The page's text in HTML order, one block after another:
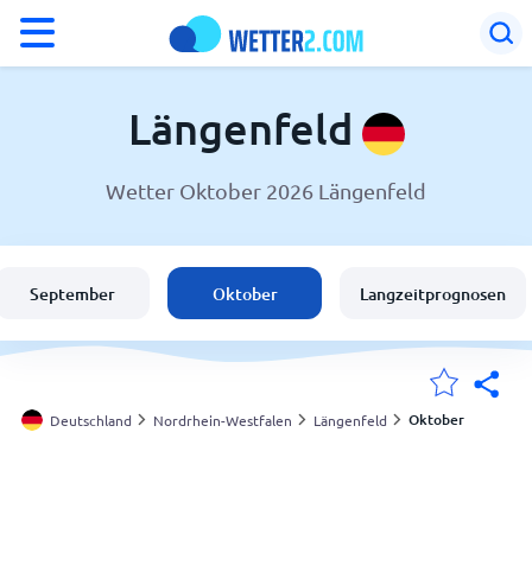
Wetter in Längenfeld
Schweiz
Österreich
Längenfeld
Wetter Oktober 2026 Längenfeld
September Oktober Langzeitprognosen
Deutschland Nordrhein-Westfalen Längenfeld Oktober